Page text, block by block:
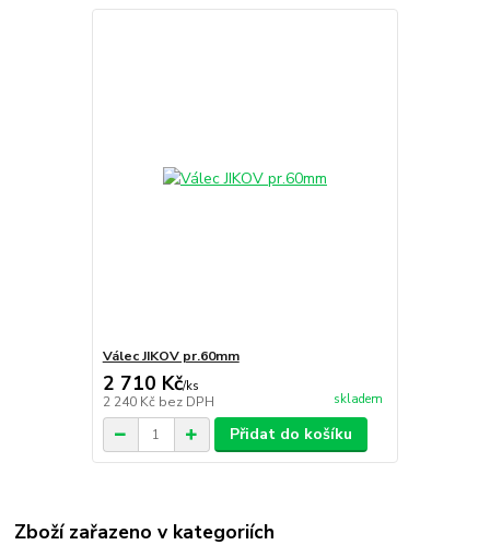
Válec JIKOV pr.60mm
2 710 Kč/ks
2 240 Kč bez DPH skladem
Přidat do košíku
Zboží zařazeno v kategoriích